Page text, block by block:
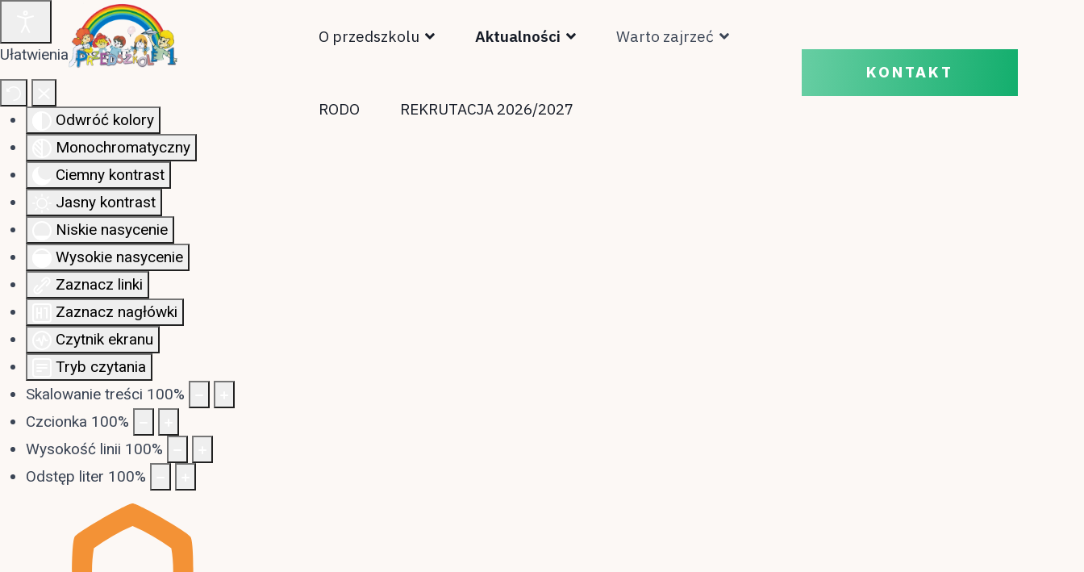
Ułatwienia dostępu
Odwróć kolory
Monochromatyczny
Ciemny kontrast
Jasny kontrast
Niskie nasycenie
Wysokie nasycenie
Zaznacz linki
Zaznacz nagłówki
Czytnik ekranu
Tryb czytania
Skalowanie treści 100%
Czcionka 100%
Wysokość linii 100%
Odstęp liter 100%
KONTAKT
O przedszkolu Aktualności Warto zajrzeć
RODO REKRUTACJA 2026/2027